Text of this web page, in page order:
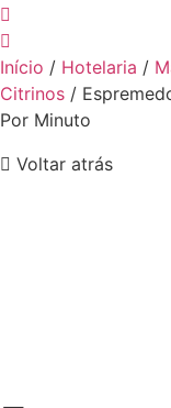
Início / Hotelaria /
Citrinos /
Por Minuto
Voltar atrás